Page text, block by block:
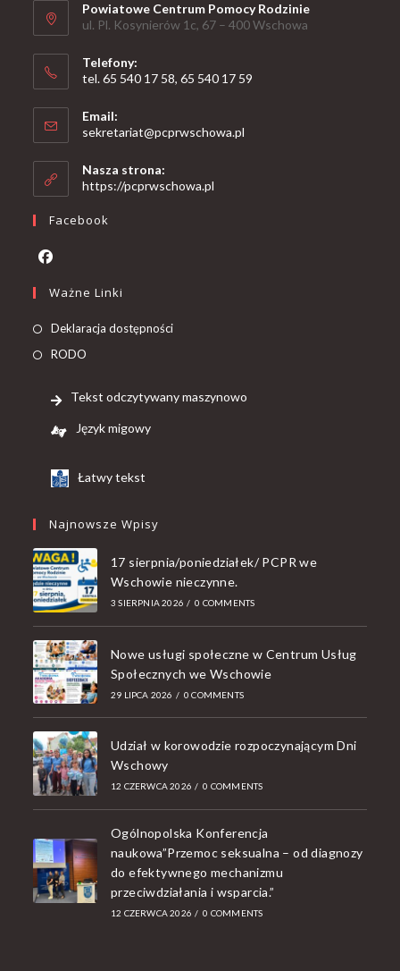
Powiatowe Centrum Pomocy Rodzinie
ul. Pl. Kosynierów 1c, 67 – 400 Wschowa
Telefony:
tel. 65 540 17 58, 65 540 17 59
Email:
sekretariat@pcprwschowa.pl
Nasza strona:
https://pcprwschowa.pl
Facebook
Ważne Linki
Deklaracja dostępności
RODO
Tekst odczytywany maszynowo
Język migowy
Łatwy tekst
Najnowsze Wpisy
17 sierpnia/poniedziałek/ PCPR we
Wschowie nieczynne.
3 SIERPNIA 2026 / 0 COMMENTS
Nowe usługi społeczne w Centrum Usług
Społecznych we Wschowie
29 LIPCA 2026 / 0 COMMENTS
Udział w korowodzie rozpoczynającym Dni
Wschowy
12 CZERWCA 2026 / 0 COMMENTS
Ogólnopolska Konferencja
naukowa”Przemoc seksualna – od diagnozy
do efektywnego mechanizmu
przeciwdziałania i wsparcia.”
12 CZERWCA 2026 / 0 COMMENTS